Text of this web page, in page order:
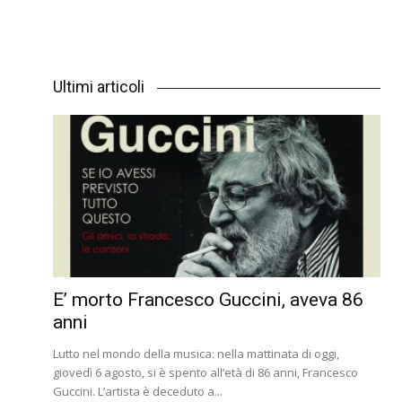
Ultimi articoli
E’ morto Francesco Guccini, aveva 86
anni
Lutto nel mondo della musica: nella mattinata di oggi,
giovedì 6 agosto, si è spento all’età di 86 anni, Francesco
Guccini. L’artista è deceduto a...